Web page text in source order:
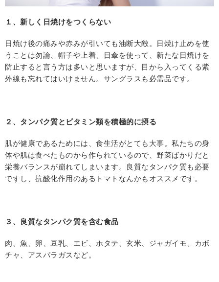
１、新しく日焼けをつくらない
日焼け後の痛みや赤みが引いても油断大敵。日焼け止めを使
うことは勿論、帽子や上着、日傘を使って、新たな日焼けを
防止すると言う方は多いと思いますが、目から入ってくる紫
外線も忘れてはいけません。サングラスも必需品です。
２、タンパク質とビタミン類を積極的に摂る
肌が健康であるためには、食生活がとても大事。私たちの身
体や肌は食べたものから作られているので、野菜ばかりだと
栄養バランスが崩れてしまいます。良質なタンパク質も必要
ですし、抗酸化作用のあるトマトなんかもオススメです。
３、良質なタンパク質を含む食品
肉、魚、卵、豆乳、エビ、ホタテ、玄米、ジャガイモ、カボ
チャ、アスパラガスなど。